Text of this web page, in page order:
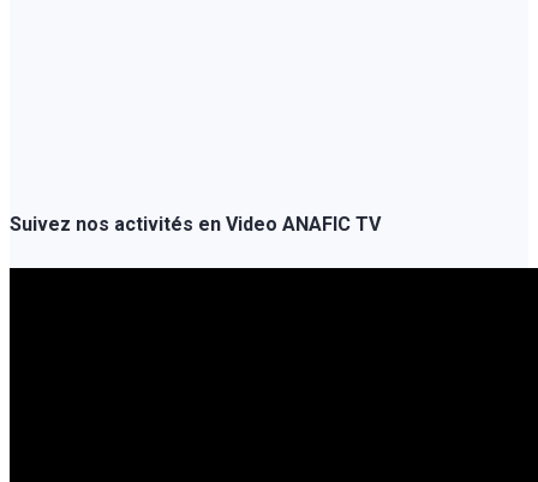
Suivez nos activités en Video ANAFIC TV